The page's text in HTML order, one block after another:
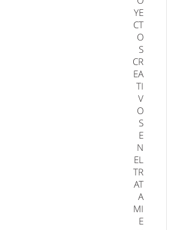
YE
CT
O
S
CR
EA
TI
V
O
S
E
N
EL
TR
AT
A
MI
E